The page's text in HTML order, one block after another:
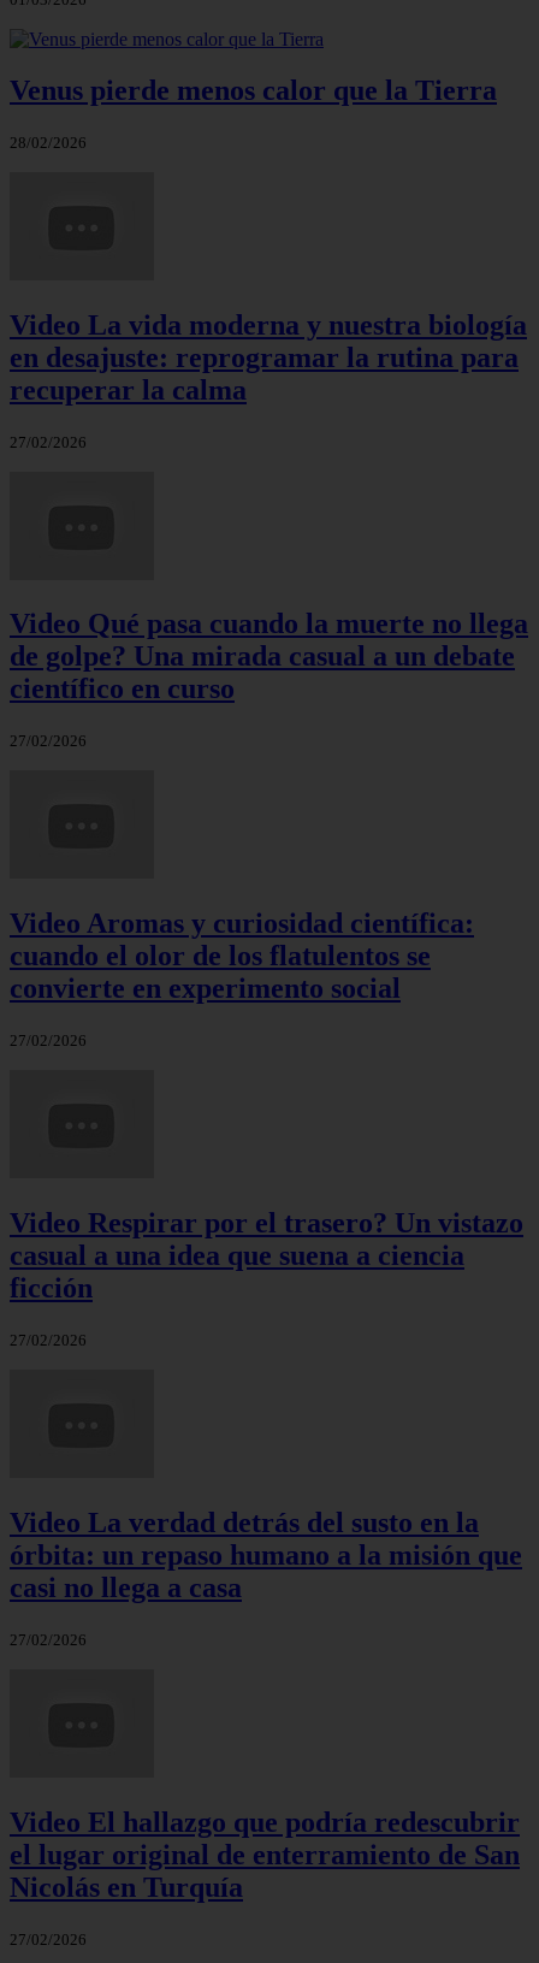
Venus pierde menos calor que la Tierra
28/02/2026
Video La vida moderna y nuestra biología
en desajuste: reprogramar la rutina para
recuperar la calma
27/02/2026
Video Qué pasa cuando la muerte no llega
de golpe? Una mirada casual a un debate
científico en curso
27/02/2026
Video Aromas y curiosidad científica:
cuando el olor de los flatulentos se
convierte en experimento social
27/02/2026
Video Respirar por el trasero? Un vistazo
casual a una idea que suena a ciencia
ficción
27/02/2026
Video La verdad detrás del susto en la
órbita: un repaso humano a la misión que
casi no llega a casa
27/02/2026
Video El hallazgo que podría redescubrir
el lugar original de enterramiento de San
Nicolás en Turquía
27/02/2026